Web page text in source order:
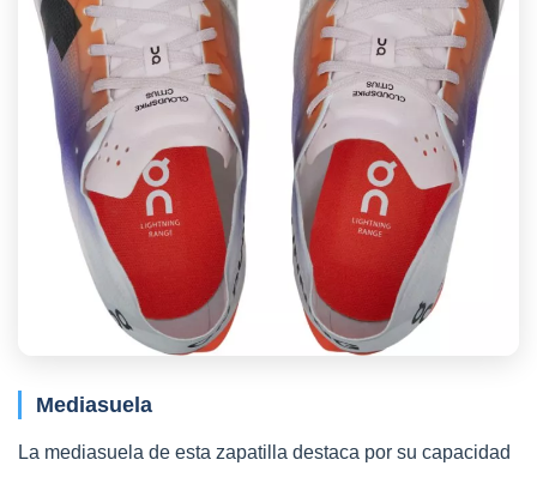
Mediasuela
La mediasuela de esta zapatilla destaca por su capacidad